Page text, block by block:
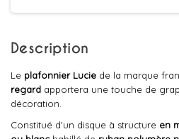
Description
Le plafonnier Lucie de la marque
regard apportera une touche de
décoration.
Constitué d'un disque à structure en